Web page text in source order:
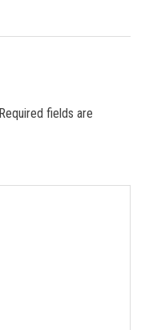
Required fields are